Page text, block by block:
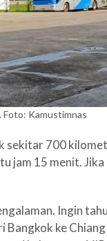
Foto: Kamustimnas
sekitar 700
jam 15 menit. Jika
Ingin
ke